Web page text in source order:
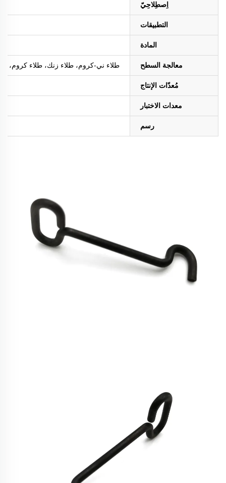
اِصطِلاحِيّ
التطبيقات
المادة
معالجة السطح طلاء ني-كروم، طلاء زنك، طلاء كروم، طلاء
مُعدّات الإنتاج
معدات الاختبار
رسم